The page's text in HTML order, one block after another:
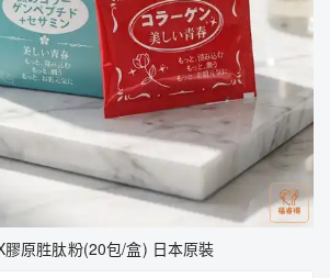
膠原胜肽粉(20包/盒) 日本原裝